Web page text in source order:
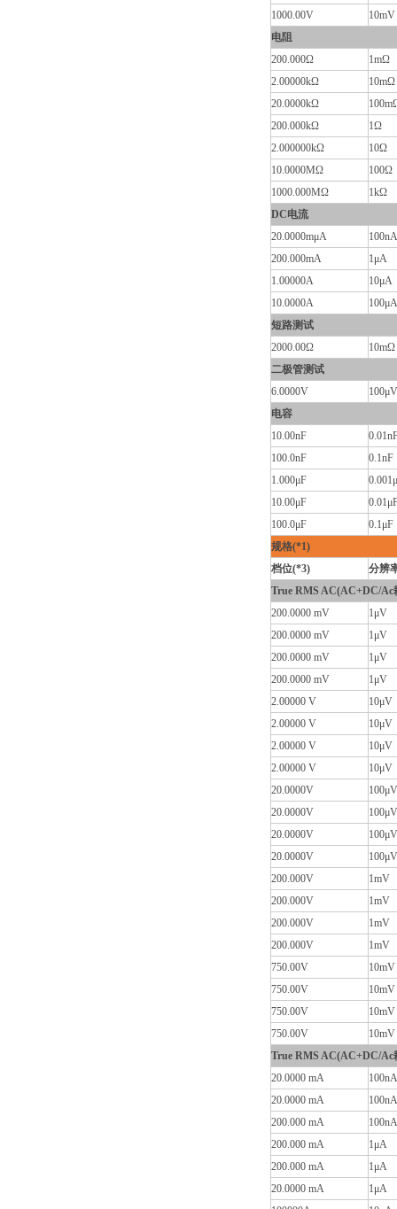
1000.00V
10mV
电阻
200.000Ω
1mΩ
2.00000kΩ
10mΩ
20.0000kΩ
200.000kΩ
1Ω
2.000000kΩ
10Ω
10.0000MΩ
100Ω
1000.000MΩ
1kΩ
DC电流
20.0000mμA
100nA
200.000mA
1μA
1.00000A
10μA
10.0000A
100μA
短路测试
2000.00Ω
10mΩ
二极管测试
6.0000V
100μV
电容
10.00nF
100.0nF
0.1nF
1.000μF
10.00μF
100.0μF
0.1μF
规格(*1)
档位(*3)
分辨
True RMS AC(AC+DC/Ac
200.0000 mV
1μV
200.0000 mV
1μV
200.0000 mV
1μV
200.0000 mV
1μV
2.00000 V
10μV
2.00000 V
10μV
2.00000 V
10μV
2.00000 V
10μV
20.0000V
100μV
20.0000V
100μV
20.0000V
100μV
20.0000V
100μV
200.000V
1mV
200.000V
1mV
200.000V
1mV
200.000V
1mV
750.00V
10mV
750.00V
10mV
750.00V
10mV
750.00V
10mV
True RMS AC(AC+DC/Ac
20.0000 mA
100nA
20.0000 mA
100nA
200.000 mA
100nA
200.000 mA
1μA
200.000 mA
1μA
20.0000 mA
1μA